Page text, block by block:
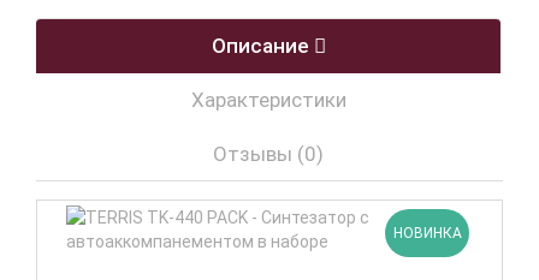
Описание
Характеристики
Отзывы (0)
НОВИНКА